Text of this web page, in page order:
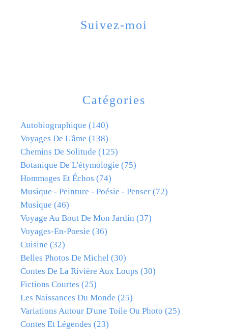
Catégories
Autobiographique (140)
Voyages De L'âme (138)
Chemins De Solitude (125)
Botanique De L'étymologie (75)
Hommages Et Échos (74)
Musique - Peinture - Poésie - Penser (72)
Musique (46)
Voyage Au Bout De Mon Jardin (37)
Voyages-En-Poesie (36)
Cuisine (32)
Belles Photos De Michel (30)
Contes De La Rivière Aux Loups (30)
Fictions Courtes (25)
Les Naissances Du Monde (25)
Variations Autour D'une Toile Ou Photo (25)
Contes Et Légendes (23)
Suivez-moi